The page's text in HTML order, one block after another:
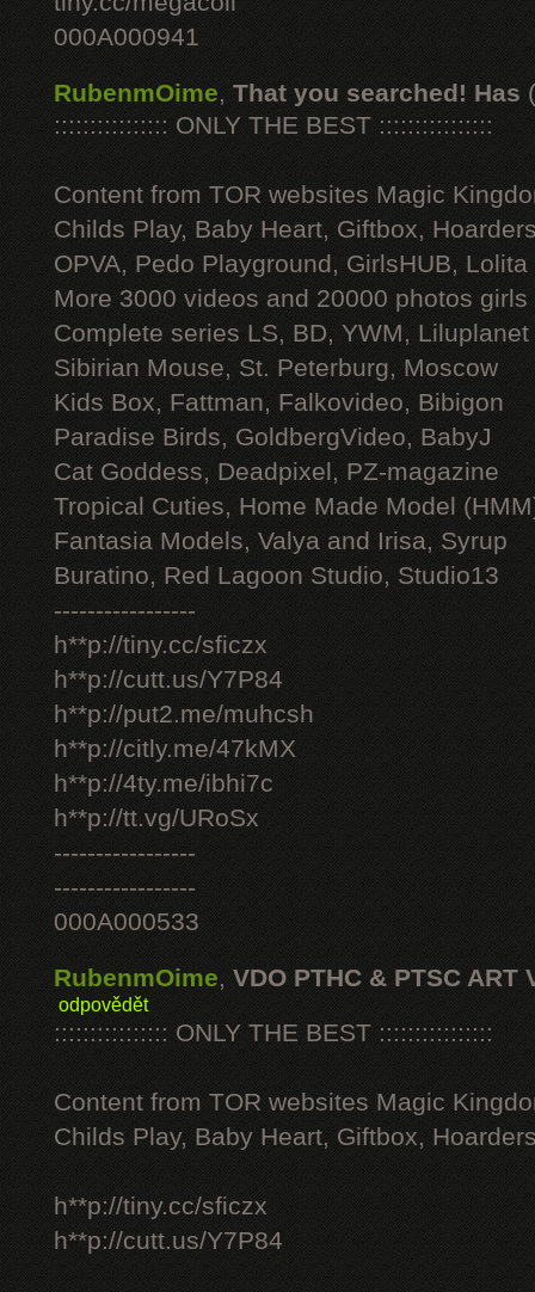
000A000941
RubenmOime, That you searched! Has
:::::::::::::::: ONLY THE BEST ::::::::::::::::
Content from TOR websites Magic
Childs Play, Baby Heart, Giftbox,
OPVA, Pedo Playground, GirlsHUB, Lolita
More 3000 videos and 20000 photos
Complete series LS, BD, YWM, Liluplanet
Sibirian Mouse, St. Peterburg, Moscow
Kids Box, Fattman, Falkovideo, Bibigon
Paradise Birds, GoldbergVideo, BabyJ
Cat Goddess, Deadpixel, PZ-magazine
Tropical Cuties, Home Made Model
Fantasia Models, Valya and Irisa, Syrup
Buratino, Red Lagoon Studio, Studio13
-----------------
h**p://tiny.cc/sficzx
h**p://cutt.us/Y7P84
h**p://put2.me/muhcsh
h**p://citly.me/47kMX
h**p://4ty.me/ibhi7c
h**p://tt.vg/URoSx
-----------------
-----------------
000A000533
RubenmOime, VDO PTHC & PTSC ART
odpovědět
:::::::::::::::: ONLY THE BEST ::::::::::::::::
Content from TOR websites Magic
Childs Play, Baby Heart, Giftbox,
h**p://tiny.cc/sficzx
h**p://cutt.us/Y7P84